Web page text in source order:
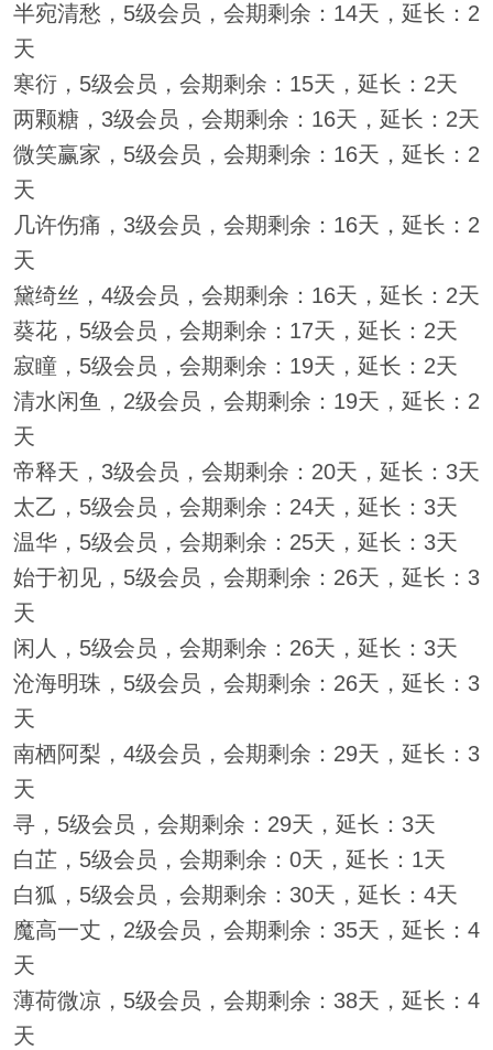
半宛清愁，5级会员，会期剩余：14天，延长：2
天
寒衍，5级会员，会期剩余：15天，延长：2天
两颗糖，3级会员，会期剩余：16天，延长：2天
微笑赢家，5级会员，会期剩余：16天，延长：2
天
几许伤痛，3级会员，会期剩余：16天，延长：2
天
黛绮丝，4级会员，会期剩余：16天，延长：2天
葵花，5级会员，会期剩余：17天，延长：2天
寂瞳，5级会员，会期剩余：19天，延长：2天
清水闲鱼，2级会员，会期剩余：19天，延长：2
天
帝释天，3级会员，会期剩余：20天，延长：3天
太乙，5级会员，会期剩余：24天，延长：3天
温华，5级会员，会期剩余：25天，延长：3天
始于初见，5级会员，会期剩余：26天，延长：3
天
闲人，5级会员，会期剩余：26天，延长：3天
沧海明珠，5级会员，会期剩余：26天，延长：3
天
南栖阿梨，4级会员，会期剩余：29天，延长：3
天
寻，5级会员，会期剩余：29天，延长：3天
白芷，5级会员，会期剩余：0天，延长：1天
白狐，5级会员，会期剩余：30天，延长：4天
魔高一丈，2级会员，会期剩余：35天，延长：4
天
薄荷微凉，5级会员，会期剩余：38天，延长：4
天